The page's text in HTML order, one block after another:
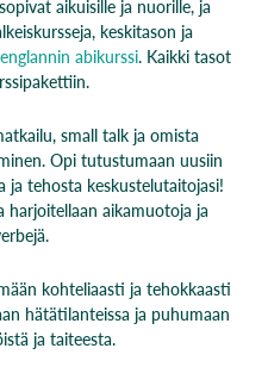
aikuisille ja nuorille, ja
keskitason ja
englannin abikurssi. Kaikki tasot
small talk ja omista
Opi tutustumaan uusiin
ja tehosta keskustelutaitojasi!
harjoitellaan aikamuotoja ja
kohteliaasti ja tehokkaasti
hätätilanteissa ja puhumaan
ja taiteesta.